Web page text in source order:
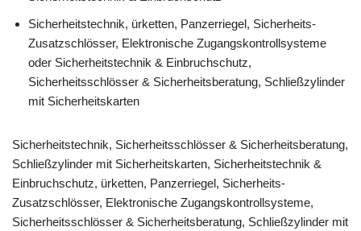
Sicherheitstechnik, ürketten, Panzerriegel, Sicherheits-
Zusatzschlösser, Elektronische Zugangskontrollsysteme
oder Sicherheitstechnik & Einbruchschutz,
Sicherheitsschlösser & Sicherheitsberatung, Schließzylinder
mit Sicherheitskarten
Sicherheitstechnik, Sicherheitsschlösser & Sicherheitsberatung,
Schließzylinder mit Sicherheitskarten, Sicherheitstechnik &
Einbruchschutz, ürketten, Panzerriegel, Sicherheits-
Zusatzschlösser, Elektronische Zugangskontrollsysteme,
Sicherheitsschlösser & Sicherheitsberatung, Schließzylinder mit